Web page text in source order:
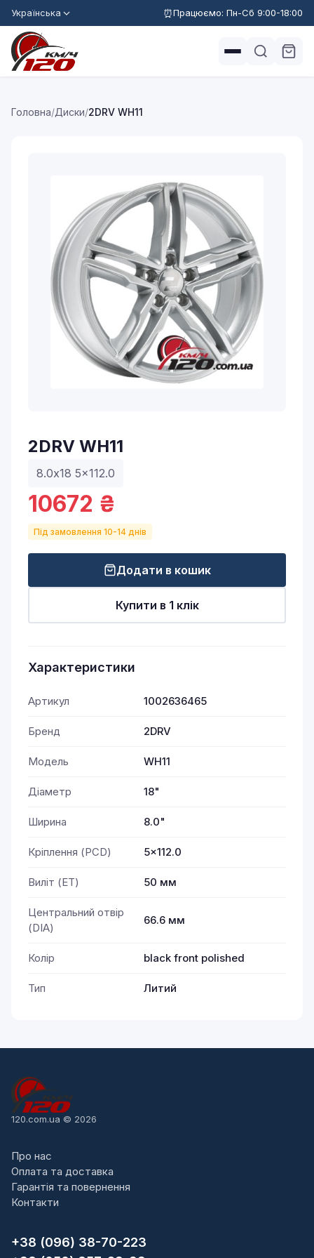
Українська Працюємо: Пн-Сб 9:00-18:00
Головна/Диски/2DRV WH11
2DRV WH11
8.0x18 5x112.0
10672 ₴
Під замовлення 10-14 днів
Додати в кошик
Купити в 1 клік
Характеристики
Артикул 1002636465
Бренд 2DRV
Модель WH11
Діаметр 18"
Ширина 8.0"
Кріплення (PCD) 5x112.0
Виліт (ET) 50 мм
Центральний отвір
(DIA)
66.6 мм
Колір black front polished
Тип Литий
120.com.ua © 2026
Про нас
Оплата та доставка
Гарантія та повернення
Контакти
+38 (096) 38-70-223